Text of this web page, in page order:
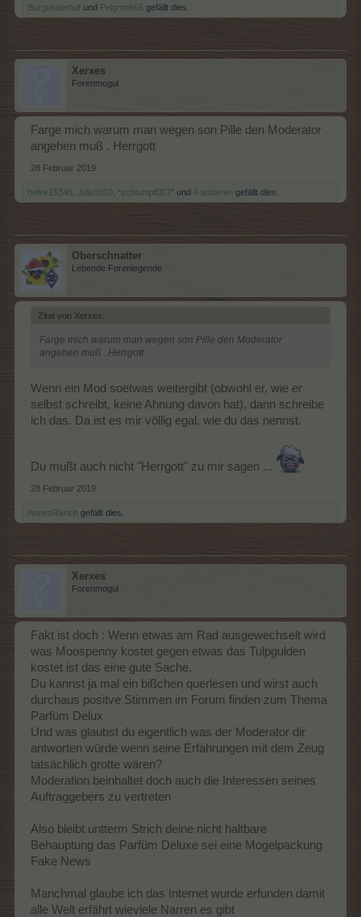
Burgunderhof und Pelgrim666 gefällt dies.
Xerxes
Forenmogul
Farge mich warum man wegen son Pille den Moderator
angehen muß . Herrgott
28 Februar 2019
heike15345 Jula1010 *schlumpf007* und 4 anderen gefällt dies.
Oberschnatter
Lebende Forenlegende
Zitat von Xerxes: ↑
Farge mich warum man wegen son Pille den Moderator
angehen muß . Herrgott
Wenn ein Mod soetwas weitergibt (obwohl er, wie er
selbst schreibt, keine Ahnung davon hat), dann schreibe
ich das. Da ist es mir völlig egal, wie du das nennst.
Du mußt auch nicht "Herrgott" zu mir sagen ...
28 Februar 2019
AnnesRanch gefällt dies.
Xerxes
Forenmogul
Fakt ist doch : Wenn etwas am Rad ausgewechselt wird
was Moospenny kostet gegen etwas das Tulpgulden
kostet ist das eine gute Sache.
Du kannst ja mal ein bißchen querlesen und wirst auch
durchaus positve Stimmen im Forum finden zum Thema
Parfüm Delux
Und was glaubst du eigentlich was der Moderator dir
antworten würde wenn seine Erfahrungen mit dem Zeug
tatsächlich grotte wären?
Moderation beinhaltet doch auch die Interessen seines
Auftraggebers zu vertreten
Also bleibt untterm Strich deine nicht haltbare
Behauptung das Parfüm Deluxe sei eine Mogelpackung
Fake News
Manchmal glaube ich das Internet wurde erfunden damit
alle Welt erfährt wieviele Narren es gibt